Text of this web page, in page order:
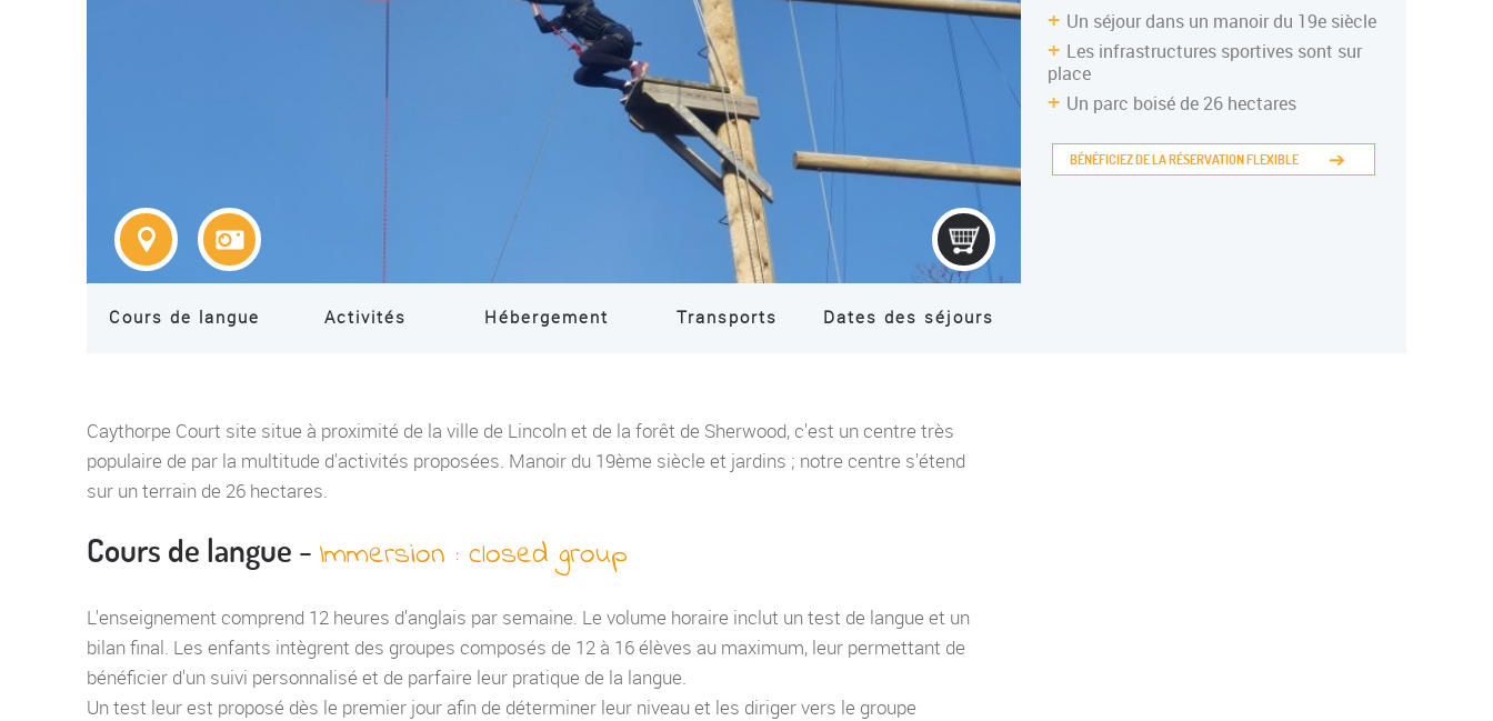
COLONIE ITINERANTE ADO
Cours de langue Activités Hébergement Transports Dates des séjours
Un séjour dans un manoir du 19e siècle
Les infrastructures sportives sont sur
place
Un parc boisé de 26 hectares
BÉNÉFICIEZ DE LA RÉSERVATION FLEXIBLE
Caythorpe Court site situe à proximité de la ville de Lincoln et de la forêt de Sherwood, c'est un centre très
populaire de par la multitude d'activités proposées. Manoir du 19ème siècle et jardins ; notre centre s'étend
sur un terrain de 26 hectares.
Cours de langue - Immersion : closed group
L'enseignement comprend 12 heures d'anglais par semaine. Le volume horaire inclut un test de langue et un
bilan final. Les enfants intègrent des groupes composés de 12 à 16 élèves au maximum, leur permettant de
bénéficier d'un suivi personnalisé et de parfaire leur pratique de la langue.
Un test leur est proposé dès le premier jour afin de déterminer leur niveau et les diriger vers le groupe